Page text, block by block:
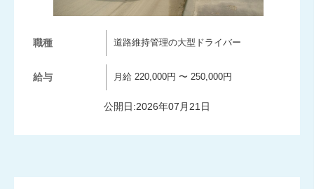
職種 道路維持管理の大型ドライバー
給与 月給 220,000円 〜 250,000円
公開日:2026年07月21日